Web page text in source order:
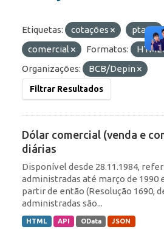
Etiquetas: cotações ptax
comercial
Formatos: HTML
Organizações:
BCB/Depin
Filtrar Resultados
Dólar comercial (venda e
diárias
Disponível desde 28.11.1984,
administradas até março de 1990
partir de então (Resolução 1690,
administradas são...
HTML API OData JSON